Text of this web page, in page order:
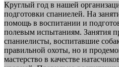
Круглый год в нашей
подготовки спаниелей. На
помощь в воспитании и
полевым испытаниям. Занятия
спаниелисты, воспитавшие
правильной охоты, но и
мастерство в качестве